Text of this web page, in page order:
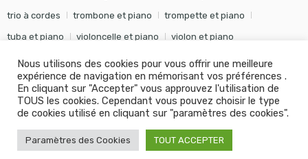
trio à cordes trombone et piano trompette et piano
tuba et piano violoncelle et piano violon et piano
© Editions Soldano - Tous droits réservés - Conception Khalid
KANOUF Agence Digitale
Nous utilisons des cookies pour vous offrir une meilleure
expérience de navigation en mémorisant vos préférences .
En cliquant sur "Accepter" vous approuvez l'utilisation de
TOUS les cookies. Cependant vous pouvez choisir le type
de cookies utilisé en cliquant sur "paramètres des cookies".
Paramètres des Cookies TOUT ACCEPTER